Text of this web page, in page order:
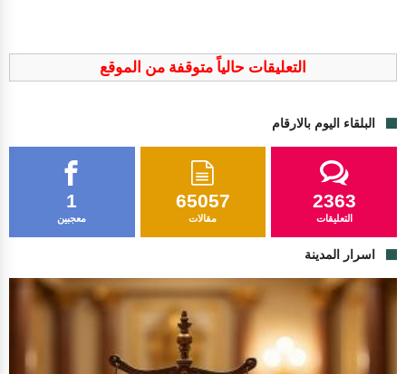
التعليقات حالياً متوقفة من الموقع
البلقاء اليوم بالارقام
1
معجبين
65057
مقالات
2363
التعليقات
اسرار المدينة